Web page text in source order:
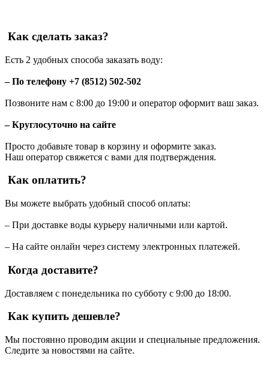
Как сделать заказ?
Есть 2 удобных способа заказать воду:
– По телефону +7 (8512) 502-502
Позвоните нам с 8:00 до 19:00 и оператор оформит ваш заказ.
– Круглосуточно на сайте
Просто добавьте товар в корзину и оформите заказ.
Наш оператор свяжется с вами для подтверждения.
Как оплатить?
Вы можете выбрать удобный способ оплаты:
– При доставке воды курьеру наличными или картой.
– На сайте онлайн через систему электронных платежей.
Когда доставите?
Доставляем с понедельника по субботу с 9:00 до 18:00.
Как купить дешевле?
Мы постоянно проводим акции и специальные предложения.
Следите за новостями на сайте.